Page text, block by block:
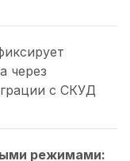
через
с СКУД
режимами: